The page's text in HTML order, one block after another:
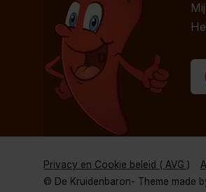
Privacy en Cookie beleid ( AVG )
© De Kruidenbaron- Theme made